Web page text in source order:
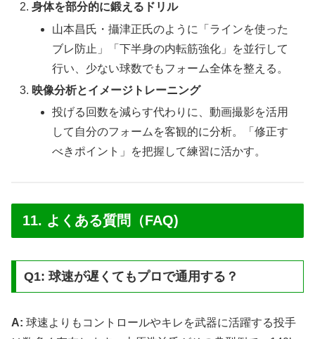
身体を部分的に鍛えるドリル
山本昌氏・攝津正氏のように「ラインを使った
ブレ防止」「下半身の内転筋強化」を並行して
行い、少ない球数でもフォーム全体を整える。
映像分析とイメージトレーニング
投げる回数を減らす代わりに、動画撮影を活用
して自分のフォームを客観的に分析。「修正す
べきポイント」を把握して練習に活かす。
11. よくある質問（FAQ)
Q1: 球速が遅くてもプロで通用する？
A: 球速よりもコントロールやキレを武器に活躍する投手